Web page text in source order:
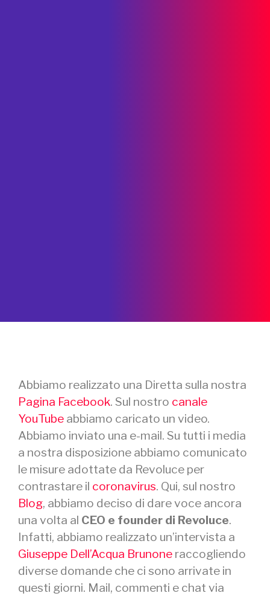
Abbiamo realizzato una Diretta sulla nostra
Pagina Facebook. Sul nostro canale
YouTube abbiamo caricato un video.
Abbiamo inviato una e-mail. Su tutti i media
a nostra disposizione abbiamo comunicato
le misure adottate da Revoluce per
contrastare il coronavirus. Qui, sul nostro
Blog, abbiamo deciso di dare voce ancora
una volta al CEO e founder di Revoluce.
Infatti, abbiamo realizzato un’intervista a
Giuseppe Dell’Acqua Brunone raccogliendo
diverse domande che ci sono arrivate in
questi giorni. Mail, commenti e chat via